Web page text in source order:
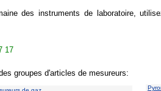
des instruments de laboratoire,
17
groupes d'articles de mesureurs: